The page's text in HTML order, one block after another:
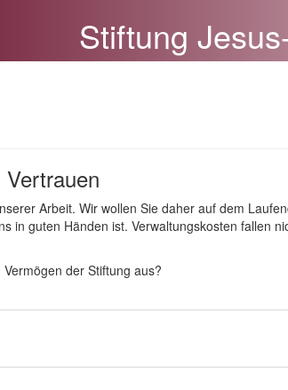
Stiftung
Arbeit. Wir wollen Sie daher auf dem
in guten Händen ist. Verwaltungskosten fallen
der Stiftung aus?